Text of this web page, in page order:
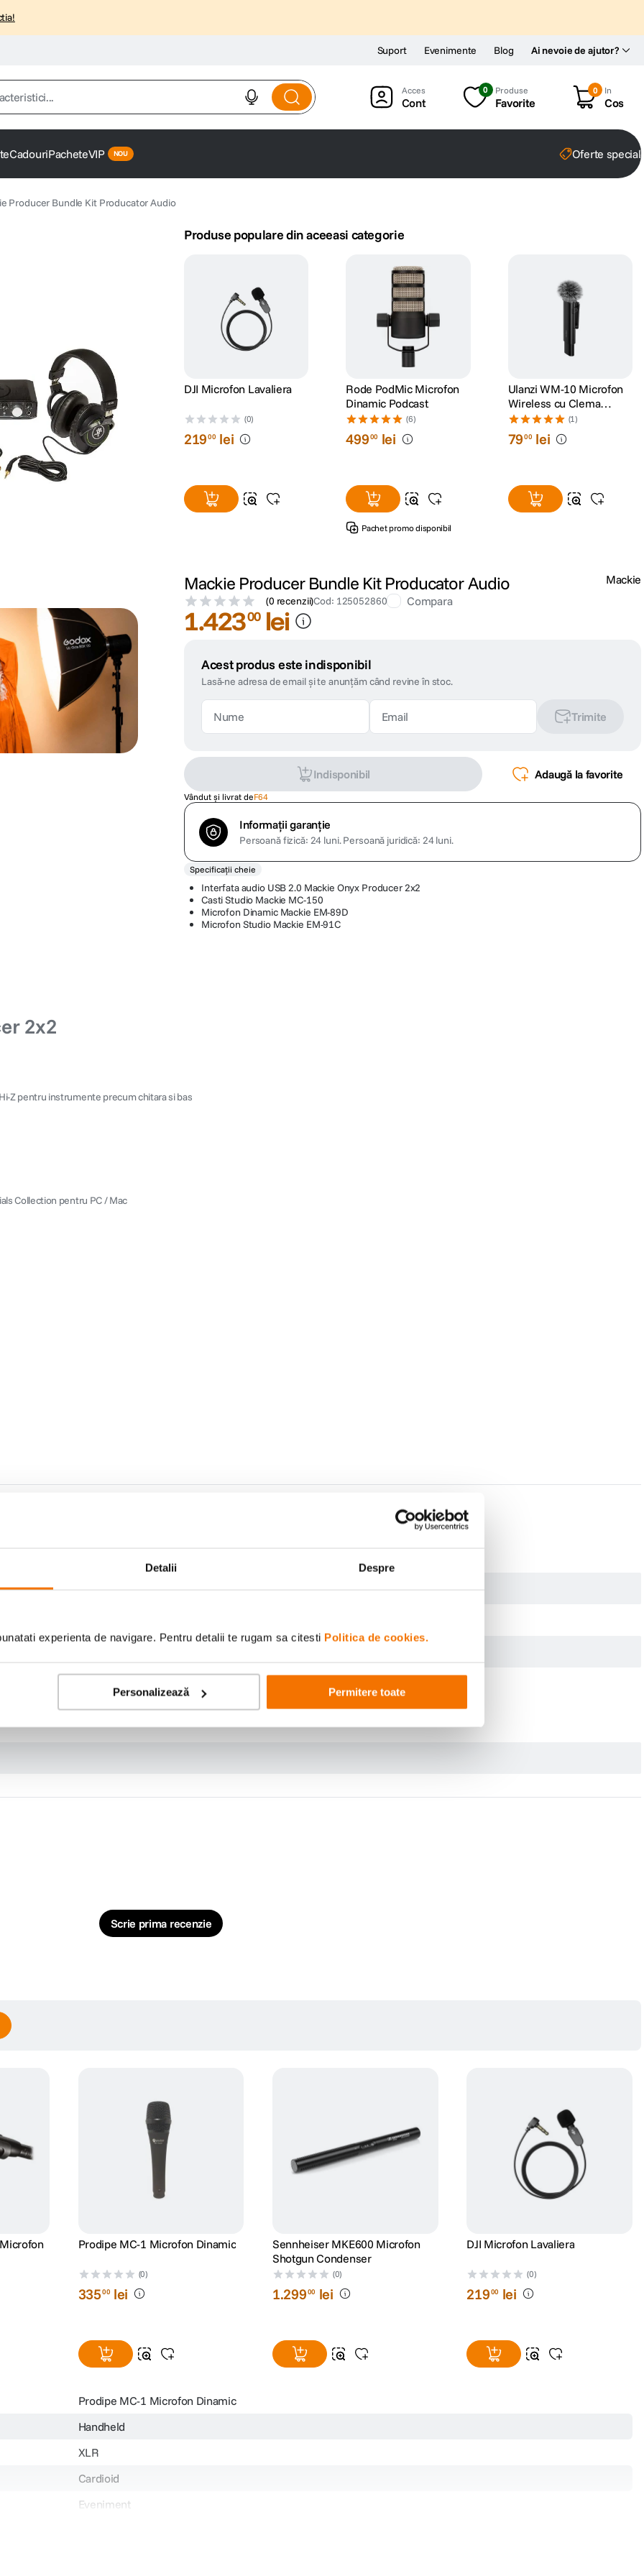
Detalii Despre
experienta de navigare. Pentru detalii te rugam sa citesti Politica de cookies.
Personalizează Permitere toate
Ai nevoie de ajutor?
Suport Evenimente Blog
Cont
0 Produse
Favorite
0 In
Cos
CadouriPacheteVIP Oferte
Producer Bundle Kit Producator Audio
Produse populare din aceeasi categorie
DJI Microfon Lavaliera
(0)
21900 lei
Rode PodMic Microfon
Dinamic Podcast
(6)
49900 lei
Pachet promo disponibil
Ulanzi WM-10 Microfon
Wireless cu Clema
pentru
Smartphone/Tableta
Lightning
(1)
7900 lei
Mackie Producer Bundle Kit Producator Audio
(0 recenzii)Cod: 125052860 Compara
Mackie
1.42300 lei
Acest produs este indisponibil
Lasă-ne adresa de email și te anunțăm când revine în stoc.
Trimite
Indisponibil Adaugă la favorite
Vândut și livrat deF64
Informații garanție
Persoană fizică: 24 luni.Persoană juridică: 24 luni.
Specificații cheie
Interfata audio USB 2.0 Mackie Onyx Producer 2x2
Casti Studio Mackie MC-150
Microfon Dinamic Mackie EM-89D
Microfon Studio Mackie EM-91C
2x2
Z pentru instrumente precum chitara si bas
Collection pentru PC / Mac
si instrumente
foarte joase, astfel incat notele bass sutn usor de distins
zgomotul extern
Scrie prima recenzie
Prodipe MC-1 Microfon Dinamic
(0)
33500 lei
Sennheiser MKE600 Microfon
Shotgun Condenser
(0)
1.29900 lei
DJI Microfon Lavaliera
(0)
21900 lei
Prodipe MC-1 Microfon Dinamic
Handheld
XLR
Cardioid
Eveniment